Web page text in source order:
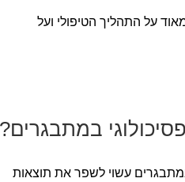
על התהליך הטיפולי ועל
במתבגרים?
הורים בטיפול במתבגרים עשוי לשפר את תוצאות